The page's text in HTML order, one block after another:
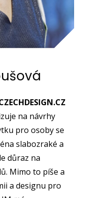
na návrhy
pro osoby se
slabozraké a
důraz na
Mimo to píše a
a designu pro